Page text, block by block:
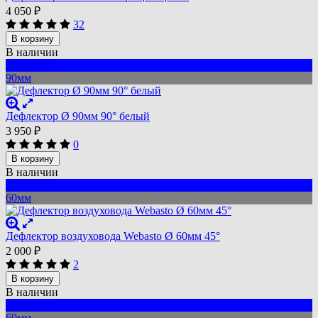
4 050 ₽
32
В корзину
В наличии
90мм
Дефлектор Ø 90мм 90° белый
3 950 ₽
0
В корзину
В наличии
60мм
Дефлектор воздуховода Webasto Ø 60мм 45°
2 000 ₽
2
В корзину
В наличии